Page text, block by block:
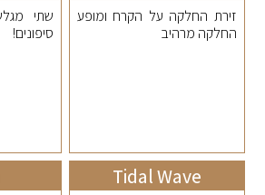
זירת החלקה על הקרח ומופע
החלקה מרהיב
סיפונים!
Tidal Wave